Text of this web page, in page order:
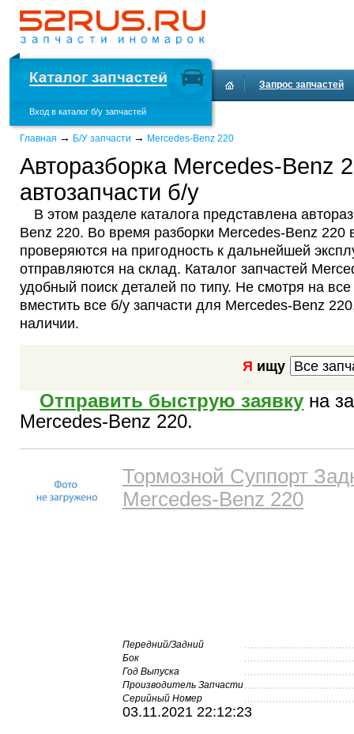
Вход в каталог б/у запчастей
Запрос запчастей
Главная → Б/У запчасти → Mercedes-Benz 220
Авторазборка Mercedes-Benz
автозапчасти б/у
В этом разделе каталога представлена
Benz 220. Во время разборки Mercedes-Benz 220
проверяются на пригодность к дальнейшей
отправляются на склад. Каталог запчастей
удобный поиск деталей по типу. Не смотря на
вместить все б/у запчасти для Mercedes-Benz
наличии.
Я ищу
Отправить быструю заявку на
Mercedes-Benz 220.
Тормозной Суппорт
Mercedes-Benz 220
Передний/Задний
Бок
Год Выпуска
Производитель Запчасти
Серийный Номер
03.11.2021 22:12:23